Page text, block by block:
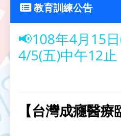
教育訓練公告
📢108年4月15
4/5(五)中午12止
【台灣成癮醫療